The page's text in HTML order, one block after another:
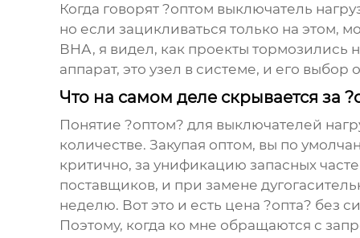
Когда говорят ?оптом выключатель
но если зацикливаться только на этом,
ВНА, я видел, как проекты тормозились
аппарат, это узел в системе, и его
Что на самом деле скрывается за
Понятие ?оптом? для выключателей
количестве. Закупая оптом, вы по
критично, за унификацию запасных
поставщиков, и при замене
неделю. Вот это и есть цена ?опта? без
Поэтому, когда ко мне обращаются с